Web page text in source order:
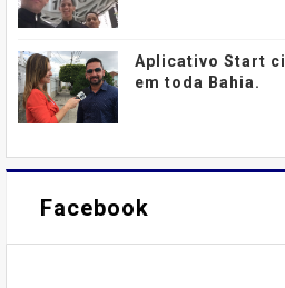
Aplicativo Start
em toda Bahia.
Facebook